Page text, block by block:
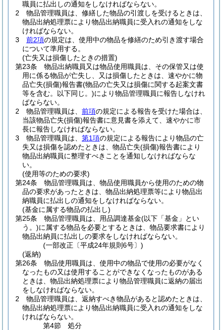
職員に払出しの通知をしなければならない。
2
物品管理職員は、修繕した物品の引渡しを受けるときは、
物品出納処理票により物品出納職員に受入れの通知をしな
ければならない。
3
前2項の規定は、使用中の物品を修繕のため引き渡す場合
について準用する。
(亡失又は損傷したときの措置)
第23条
物品出納職員又は物品使用職員は、その保管又は使
用に係る物品が亡失し、又は損傷したときは、速やかに物
品亡失(損傷)報告書(物品の亡失又は損傷に関する起案文書
等を含む。以下同じ。)により物品管理職員に報告しなけれ
ばならない。
2
物品管理職員は、 前項の規定による報告を受けた場合は、
当該物品亡失(損傷)報告書に意見書を添えて、速やかに市
長に報告しなければならない。
3
物品管理職員は、 第1項の規定による報告により物品の亡
失又は損傷を認めたときは、物品亡失(損傷)報告書により
物品出納職員に整理すべきことを通知しなければならな
い。
(使用等のための要求)
第24条
物品管理職員は、物品使用職員から使用のための物
品の要求があったときは、物品出納処理票等により物品出
納職員に払出しの通知をしなければならない。
(基金に属する物品の払出し)
第25条
物品管理職員は、用品調達基金(以下「基金」とい
う。)に属する物品を必要とするときは、物品要求書により
物品出納員に払出しの要求をしなければならない。
(一部改正〔平成24年規則6号〕)
(返納)
第26条
物品使用職員は、使用中の物品で使用の必要がなく
なったもの又は使用することができなくなったものがある
ときは、物品出納処理票により物品管理職員に返納の届出
をしなければならない。
2
物品管理職員は、返納すべき物品があると認めたときは、
物品出納処理票により物品出納職員に受入れの通知をしな
ければならない。
第4節
処分